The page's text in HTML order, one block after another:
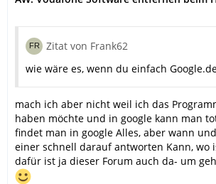
Zitat von Frank62
wie wäre es, wenn du einfach
mach ich aber nicht weil ich das
haben möchte und in google kann man
findet man in google Alles, aber wann
einer schnell darauf antworten Kann, wo
dafür ist ja dieser Forum auch da- um